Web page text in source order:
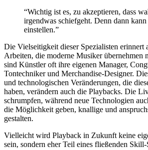
“Wichtig ist es, zu akzeptieren, dass
irgendwas schiefgeht. Denn dann
einstellen.”
Die Vielseitigkeit dieser Spezialisten erinnert
Arbeiten, die moderne Musiker übernehmen
sind Künstler oft ihre eigenen Manager,
Tontechniker und Merchandise-Designer.
und technologischen Veränderungen, die
haben, verändern auch die Playbacks. Die
schrumpfen, während neue Technologien
die Möglichkeit geben, knallige und
gestalten.
Vielleicht wird Playback in Zukunft keine
sein, sondern eher Teil eines fließenden